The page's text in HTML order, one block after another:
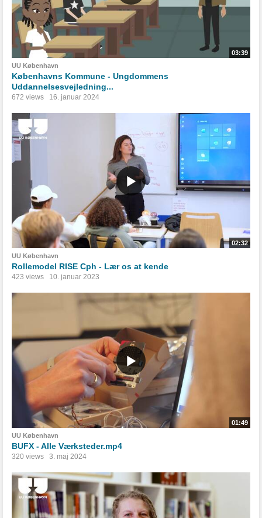
03:39
UU København
Københavns Kommune - Ungdommens
Uddannelsesvejledning...
672 views 16. januar 2024
02:32
UU København
Rollemodel RISE Cph - Lær os at kende
423 views 10. januar 2023
01:49
UU København
BUFX - Alle Værksteder.mp4
320 views 3. maj 2024